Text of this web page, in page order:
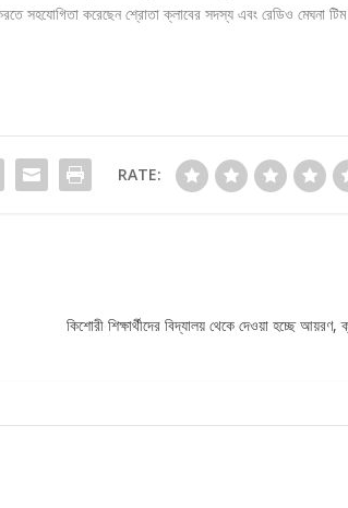
সহযোগিতা করেছেন শ্রোতা ক্লাবের সদস্য এবং রেডিও মেঘনা
RATE:
কিশোরী শিক্ষার্থীদের বিদ্যালয় থেকে দেওয়া হচ্ছে আয়রণ,